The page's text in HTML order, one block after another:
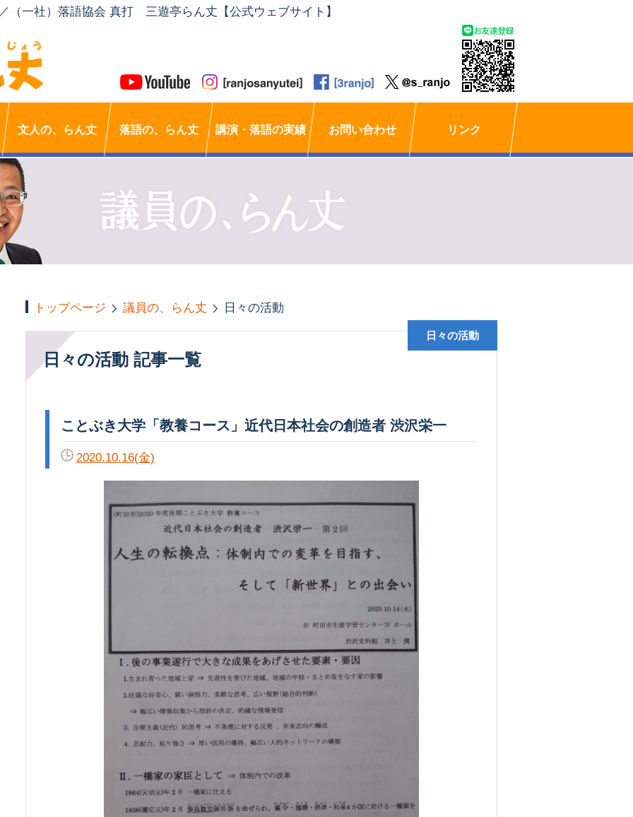
（一社）落語協会 真打 三遊亭らん丈【公式ウェブサイト】
文人の、らん丈 落語の、らん丈 講演・落語の実績 お問い合わせ リンク
トップページ 議員の、らん丈 日々の活動
日々の活動 記事一覧
日々の活動
ことぶき大学「教養コース」近代日本社会の創造者 渋沢栄一
2020.10.16(金)